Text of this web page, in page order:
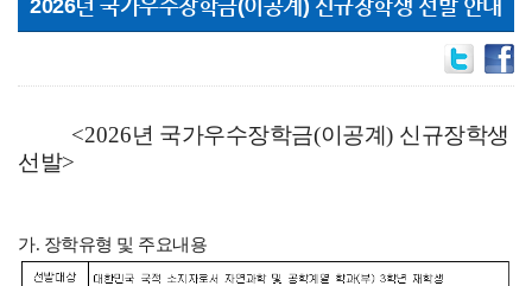
2026년 국가우수장학금(이공계) 신규장학생 선발 안내
<2026년 국가우수장학금(이공계) 신규장학생
선발>
가. 장학유형 및 주요내용